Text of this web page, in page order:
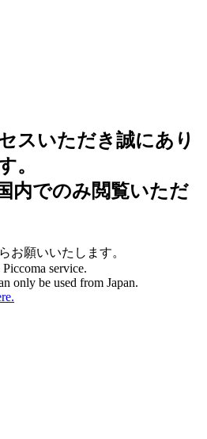
スいただき誠にあり
。
内でのみ閲覧いただ
お願いいたします。
service.
only be used from Japan.